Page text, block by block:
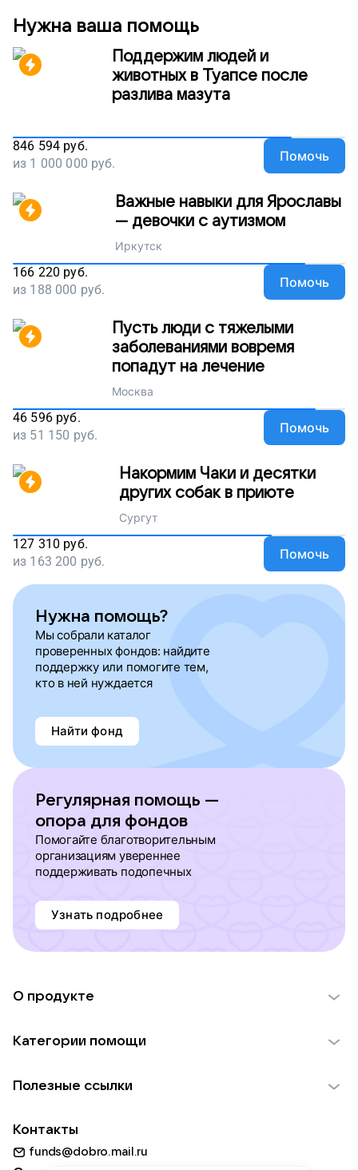
Нужна ваша помощь
Поддержим людей и
животных в Туапсе после
разлива мазута
846 594 руб.
из 1 000 000 руб. Помочь
Важные навыки для Ярославы
— девочки с аутизмом
Иркутск
166 220 руб.
из 188 000 руб. Помочь
Пусть люди с тяжелыми
заболеваниями вовремя
попадут на лечение
Москва
46 596 руб.
из 51 150 руб. Помочь
Накормим Чаки и десятки
других собак в приюте
Сургут
127 310 руб.
из 163 200 руб. Помочь
Нужна помощь?
Мы собрали каталог
проверенных фондов: найдите
поддержку или помогите тем,
кто в ней нуждается
Найти фонд
Регулярная помощь —
опора для фондов
Помогайте благотворительным
организациям увереннее
поддерживать подопечных
Узнать подробнее
О продукте
Использование материалов
Для НКО
Партнерам
Категории помощи
Пожилым
Животным
Полезные ссылки
Контакты
funds@dobro.mail.ru